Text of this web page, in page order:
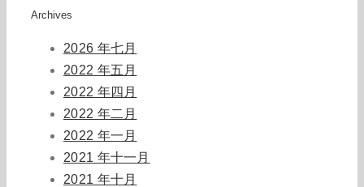
Archives
2026 年七月
2022 年五月
2022 年四月
2022 年二月
2022 年一月
2021 年十一月
2021 年十月